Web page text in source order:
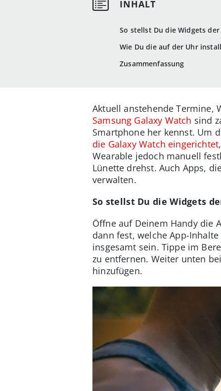
So stellst Du die Widgets
Wie Du die auf der Uhr
Zusammenfassung
Aktuell anstehende Termine,
Samsung Galaxy Watch sind
Smartphone her kennst. Um
die Galaxy Watch eingerichtet
Wearable jedoch manuell
Lünette drehst. Auch Apps,
verwalten.
So stellst Du die Widgets
Öffne auf Deinem Handy die
dann fest, welche App-
insgesamt sein. Tippe im
zu entfernen. Weiter unten
hinzufügen.